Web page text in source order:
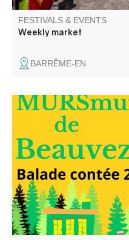
FESTIVALS & EVENTS
Weekly market
BARRÊME-EN
Elli la conteuse vous
dans le temps, à travers
des habitants du village.